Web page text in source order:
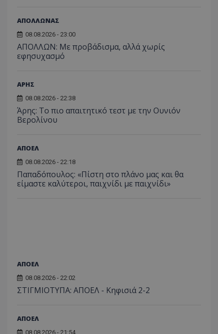
ΑΠΟΛΛΩΝΑΣ
08.08.2026 - 23:00
ΑΠΟΛΛΩΝ: Με προβάδισμα, αλλά χωρίς
εφησυχασμό
ΑΡΗΣ
08.08.2026 - 22:38
Άρης: Το πιο απαιτητικό τεστ με την Ουνιόν
Βερολίνου
ΑΠΟΕΛ
08.08.2026 - 22:18
Παπαδόπουλος: «Πίστη στο πλάνο μας και θα
είμαστε καλύτεροι, παιχνίδι με παιχνίδι»
ΑΠΟΕΛ
08.08.2026 - 22:02
ΣΤΙΓΜΙΟΤΥΠΑ: ΑΠΟΕΛ - Κηφισιά 2-2
ΑΠΟΕΛ
08.08.2026 - 21:54